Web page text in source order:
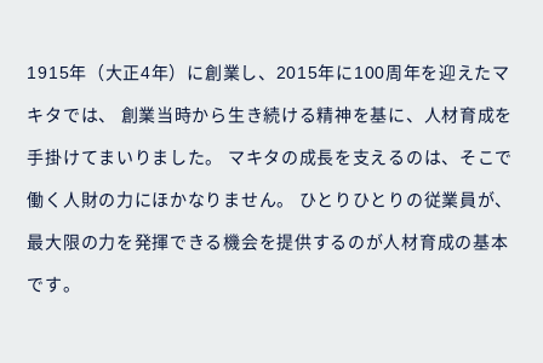
1915年（大正4年）に創業し、2015年に100周年を迎えたマ
キタでは、
創業当時から生き続ける精神を基に、人材育成を
手掛けてまいりました。
マキタの成長を支えるのは、そこで
働く人財の力にほかなりません。
ひとりひとりの従業員が、
最大限の力を発揮できる機会を提供するのが人材育成の基本
です。